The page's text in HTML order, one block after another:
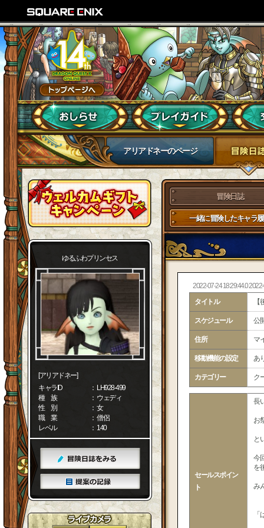
アリアドネーのページ
ゆるふわプリンセス
[アリアドネー]
キャラID
： LH928-499
種 族
： ウェディ
性 別
： 女
職 業
： 僧侶
レベル
： 140
冒険日誌
一緒に冒険したキャラ
2022-07-24 18:29:44.0
タイトル
スケジュール 公
住所 マ
移動機能の設定 あ
カテゴリー ク
セールスポイン
ト
長
お
と
今
を
み